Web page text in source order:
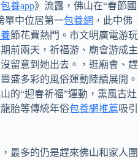
包養app》流露，佛山在“春節國
單中位居第一包養網 ，此中佛
節花費熱門。市文明廣電游玩
前兩天，祈福游、廟會游成主
留意到她出去。，逛廟會、趕
盛多彩的風俗運動陸續展開。
的“迎春祈福”運動，熏風古灶
胎等傳統年俗包養網推薦吸引
最多的仍是趕來佛山和家人團